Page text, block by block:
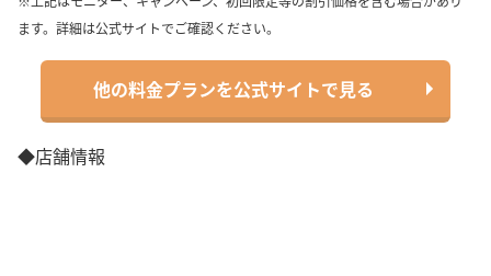
ます。詳細は公式サイトでご確認ください。
他の料金プランを公式サイトで見る
◆店舗情報